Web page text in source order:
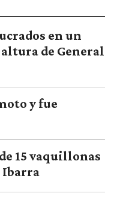
en un
de General
y fue
15 vaquillonas
Ibarra